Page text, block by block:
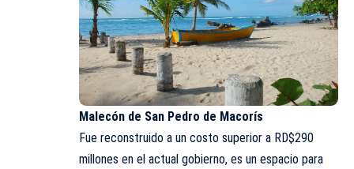
Malecón de San Pedro de Macorís
Fue reconstruido a un costo superior a RD$290
millones en el actual gobierno, es un espacio para